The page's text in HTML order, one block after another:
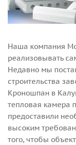
Наша компания
реализовывать
Недавно мы
строительства
Кроношпан в
тепловая камера
предоставили
высоким
того, чтобы